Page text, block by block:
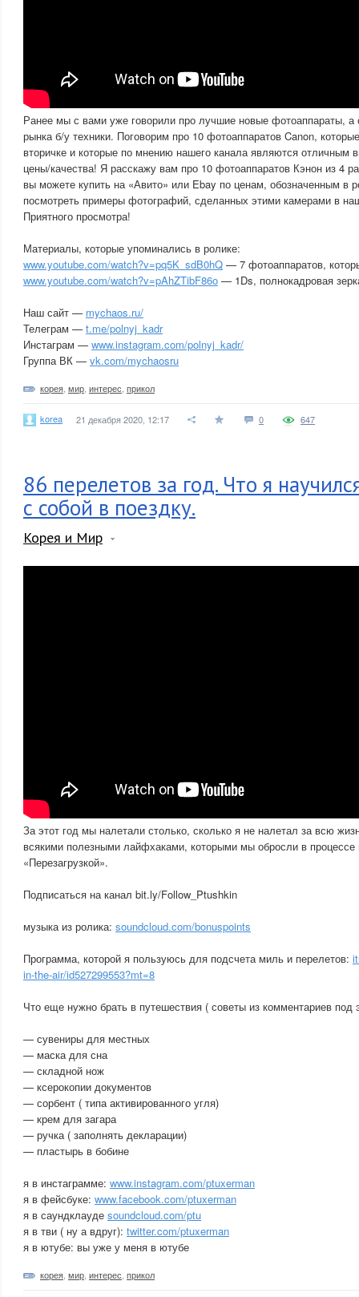
Ранее мы с вами уже говорили про лучшие новые фотоаппараты, а
рынка б/у техники. Поговорим про 10 фотоаппаратов Canon,
вторичке и которые по мнению нашего канала являются отличным
цены/качества! Я расскажу вам про 10 фотоаппаратов Кэнон из 4
вы можете купить на «Авито» или Ebay по ценам, обозначенным в
посмотреть примеры фотографий, сделанных этими камерами в
Приятного просмотра!
Материалы, которые упоминались в ролике:
www.youtube.com/watch?v=pq5K_sdB0hQ — 7 фотоаппаратов,
www.youtube.com/watch?v=pAhZTibF86o — 1Ds, полнокадровая
Наш сайт — mychaos.ru/
Телеграм — t.me/polnyj_kadr
Инстаграм — www.instagram.com/polnyj_kadr/
Группа ВК — vk.com/mychaosru
корея мир интерес прикол
korea 21 декабря 2020, 12:17 0 647
86 перелетов за год. Что я
с собой в поездку.
Корея и Мир
За этот год мы налетали столько, сколько я не налетал за всю
всякими полезными лайфхаками, которыми мы обросли в процессе
«Перезагрузкой».
Подписаться на канал bit.ly/Follow_Ptushkin
музыка из ролика: soundcloud.com/bonuspoints
Программа, которой я пользуюсь для подсчета миль и перелетов:
in-the-air/id527299553?mt=8
Что еще нужно брать в путешествия ( советы из комментариев под
— сувениры для местных
— маска для сна
— складной нож
— ксерокопии документов
— сорбент ( типа активированного угля)
— крем для загара
— ручка ( заполнять декларации)
— пластырь в бобине
я в инстаграмме: www.instagram.com/ptuxerman
я в фейсбуке: www.facebook.com/ptuxerman
я в саундклауде soundcloud.com/ptu
я в тви ( ну а вдруг): twitter.com/ptuxerman
я в ютубе: вы уже у меня в ютубе
корея мир интерес прикол